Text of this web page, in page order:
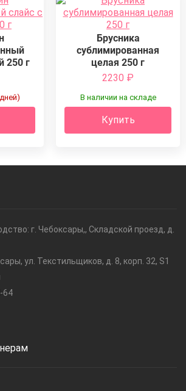
250 г
Брусника
сублимированная
целая 250 г
2230 ₽
В наличии на складе
Купить
г. Чебоксары,, Складской проезд, д.
ул. Текстильщиков, д. 8, корп. 32, S1
64